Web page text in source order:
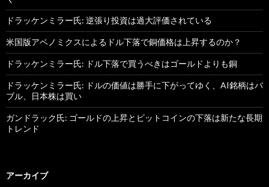
ドラッケンミラー氏: 逆張り投資は過大評価されている
米国版アベノミクスによるドル下落で銅価格は上昇するのか？
ドラッケンミラー氏: ドル下落で買うべきはゴールドよりも銅
ドラッケンミラー氏: ドルの価値は勝手に下がってゆく、AI銘柄はバ
ブル、日本株は買い
ガンドラック氏: ゴールドの上昇とビットコインの下落は新たな長期
トレンド
アーカイブ